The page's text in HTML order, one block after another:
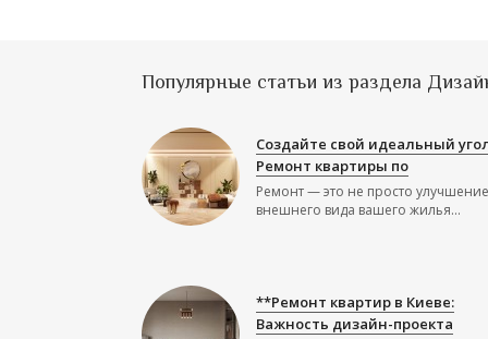
Популярные статьи из раздела
Создайте свой идеальный
Ремонт квартиры по
Ремонт — это не просто улучшение
внешнего вида вашего жилья...
**Ремонт квартир в Киеве:
Важность дизайн-проекта